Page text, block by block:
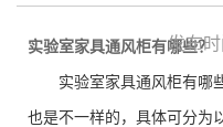
实验室家具通风柜有哪些？
实验室家具通风柜有哪些
也是不一样的，具体可分
发布